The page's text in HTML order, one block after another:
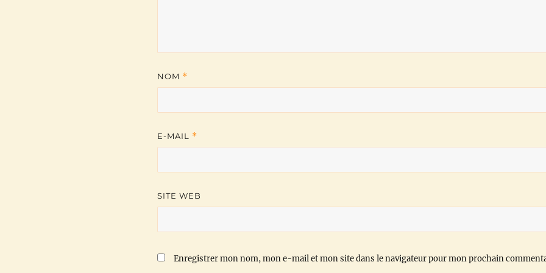
NOM *
E-MAIL *
SITE WEB
Enregistrer mon nom, mon e-mail et mon site dans le navigateur pour mon prochain